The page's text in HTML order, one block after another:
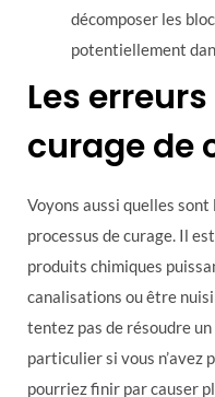
décomposer les
potentiellement
Les
curage de
Voyons aussi quelles
processus de curage. Il
produits chimiques
canalisations ou être
tentez pas de résoudre
particulier si vous n’avez
pourriez finir par causer